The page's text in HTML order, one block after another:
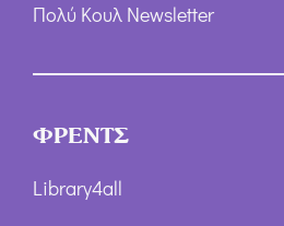
Πολύ Κουλ Newsletter
ΦΡΕΝΤΣ
Library4all